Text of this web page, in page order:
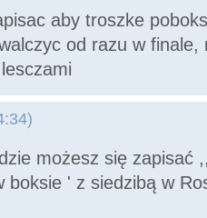
aby troszke
od razu w finale,
możesz się zapisać
boksie ' z siedzibą w